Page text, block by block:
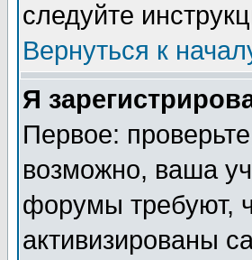
следуйте
Вернуться к
Я
Первое:
возможно, ваша
форумы требуют,
активизированы